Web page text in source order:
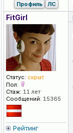
Профиль ЛС
FitGirl
Статус: скрыт
Пол:
Стаж: 11 лет
Сообщений: 15365
Рейтинг